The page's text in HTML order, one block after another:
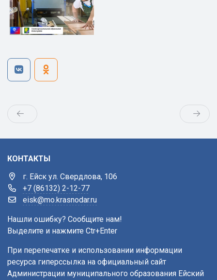
КОНТАКТЫ
г. Ейск ул. Свердлова, 106
+7 (86132) 2-12-77
eisk@mo.krasnodar.ru
Нашли ошибку? Сообщите нам!
Выделите и нажмите Ctr+Enter
При перепечатке и использовании информации
ресурса гиперссылка на официальный сайт
Администрации муниципального образования Ейский